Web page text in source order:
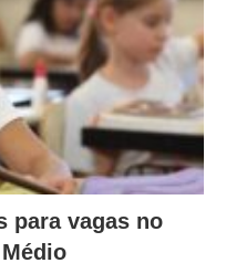
para vagas no